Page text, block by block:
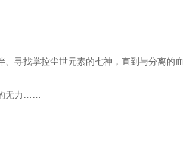
寻找掌控尘世元素的七神，直到与分离的血
的无力……